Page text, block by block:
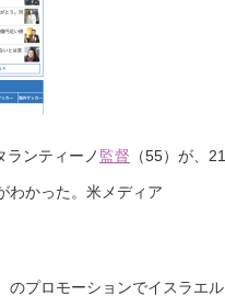
ランティーノ 監督 （55）が、21
わかった。米メディア
のプロモーションでイスラエル